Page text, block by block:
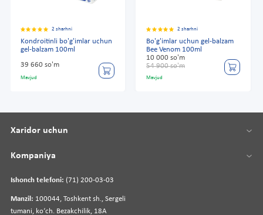
2 sharhni
Kondroitinli bo'g'imlar uchun
gel-balzam 100ml
39 660 so'm
Mavjud
2 sharhni
Bo'g'imlar uchun gel-balzam
Bee Venom 100ml
10 000 so'm
54 900 so'm
Mavjud
Ishonch telefoni: (71) 200-03-03
Manzil: 100044, Toshkent sh., Sergeli
tumani, koʻch. Bezakchilik, 18A
Xaridor uchun
Kompaniya